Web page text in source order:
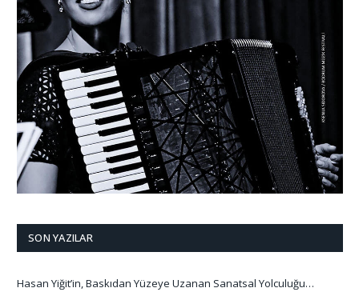
SON YAZILAR
Hasan Yiğit’in, Baskıdan Yüzeye Uzanan Sanatsal Yolculuğu…